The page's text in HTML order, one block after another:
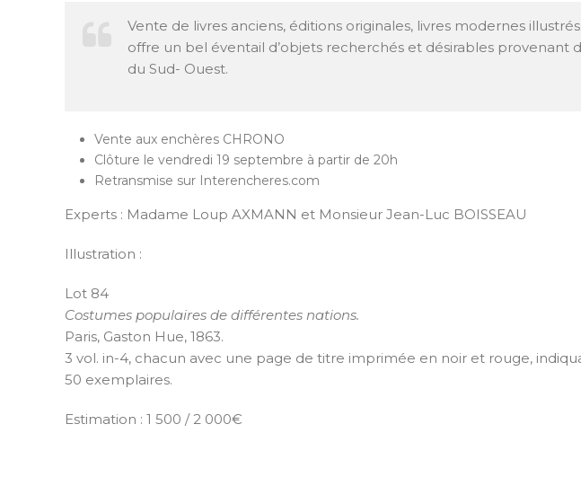
Vente de livres anciens, éditions originales, livres modernes
offre un bel éventail d’objets recherchés et désirables provenant
du Sud- Ouest.
Vente aux enchères CHRONO
Clôture le vendredi 19 septembre à partir de 20h
Retransmise sur Interencheres.com
Experts : Madame Loup AXMANN et Monsieur Jean-Luc BOISSEAU
Illustration :
Lot 84
Costumes populaires de différentes nations.
Paris, Gaston Hue, 1863.
3 vol. in-4, chacun avec une page de titre imprimée en noir et rouge,
50 exemplaires.
Estimation : 1 500 / 2 000€